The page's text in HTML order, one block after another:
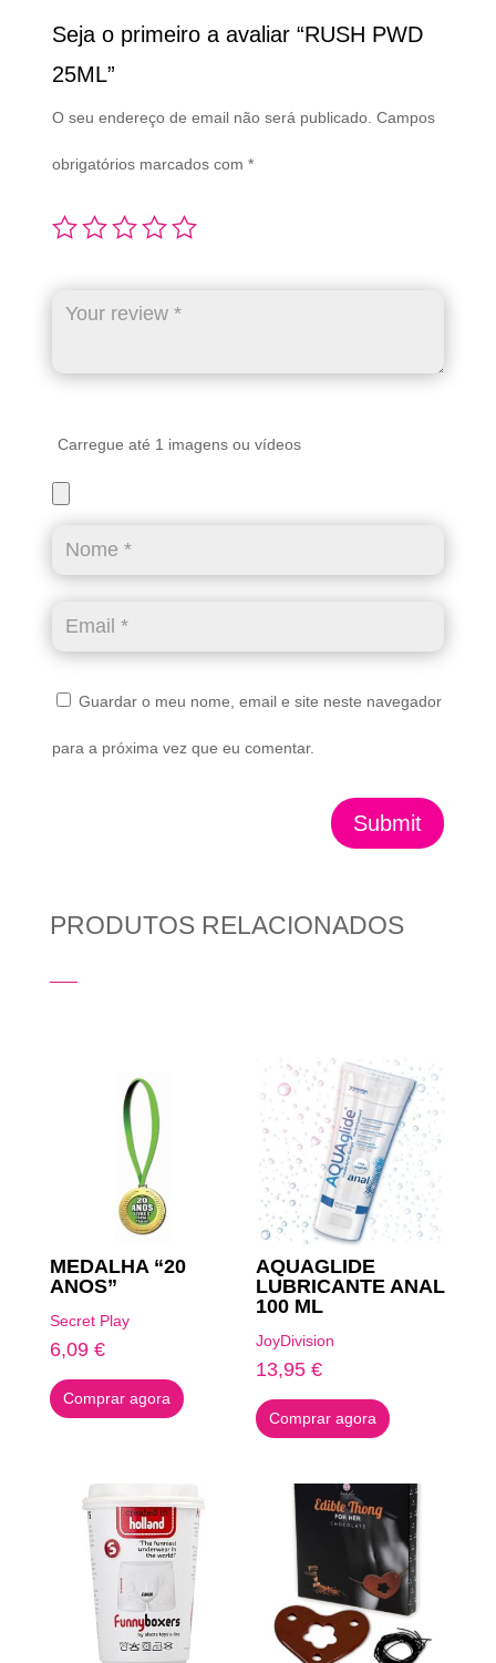
Seja o primeiro a avaliar “RUSH PWD
25ML”
O seu endereço de email não será publicado. Campos
obrigatórios marcados com *
Carregue até 1 imagens ou vídeos
Guardar o meu nome, email e site neste navegador
para a próxima vez que eu comentar.
Submit
PRODUTOS RELACIONADOS
MEDALHA “20
ANOS”
Secret Play
6,09 €
Comprar agora
AQUAGLIDE
LUBRICANTE ANAL
100 ML
JoyDivision
13,95€
Comprar agora